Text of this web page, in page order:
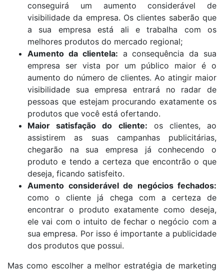
conseguirá um aumento considerável de
visibilidade da empresa. Os clientes saberão que
a sua empresa está ali e trabalha com os
melhores produtos do mercado regional;
Aumento da clientela: a consequência da sua
empresa ser vista por um público maior é o
aumento do número de clientes. Ao atingir maior
visibilidade sua empresa entrará no radar de
pessoas que estejam procurando exatamente os
produtos que você está ofertando.
Maior satisfação do cliente: os clientes, ao
assistirem as suas campanhas publicitárias,
chegarão na sua empresa já conhecendo o
produto e tendo a certeza que encontrão o que
deseja, ficando satisfeito.
Aumento considerável de negócios fechados:
como o cliente já chega com a certeza de
encontrar o produto exatamente como deseja,
ele vai com o intuito de fechar o negócio com a
sua empresa. Por isso é importante a publicidade
dos produtos que possui.
Mas como escolher a melhor estratégia de marketing